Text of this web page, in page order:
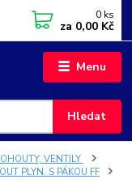
Menu
Hledat
0 ks
za 0,00 Kč
VENTILY
PLYN. S PÁKOU FF